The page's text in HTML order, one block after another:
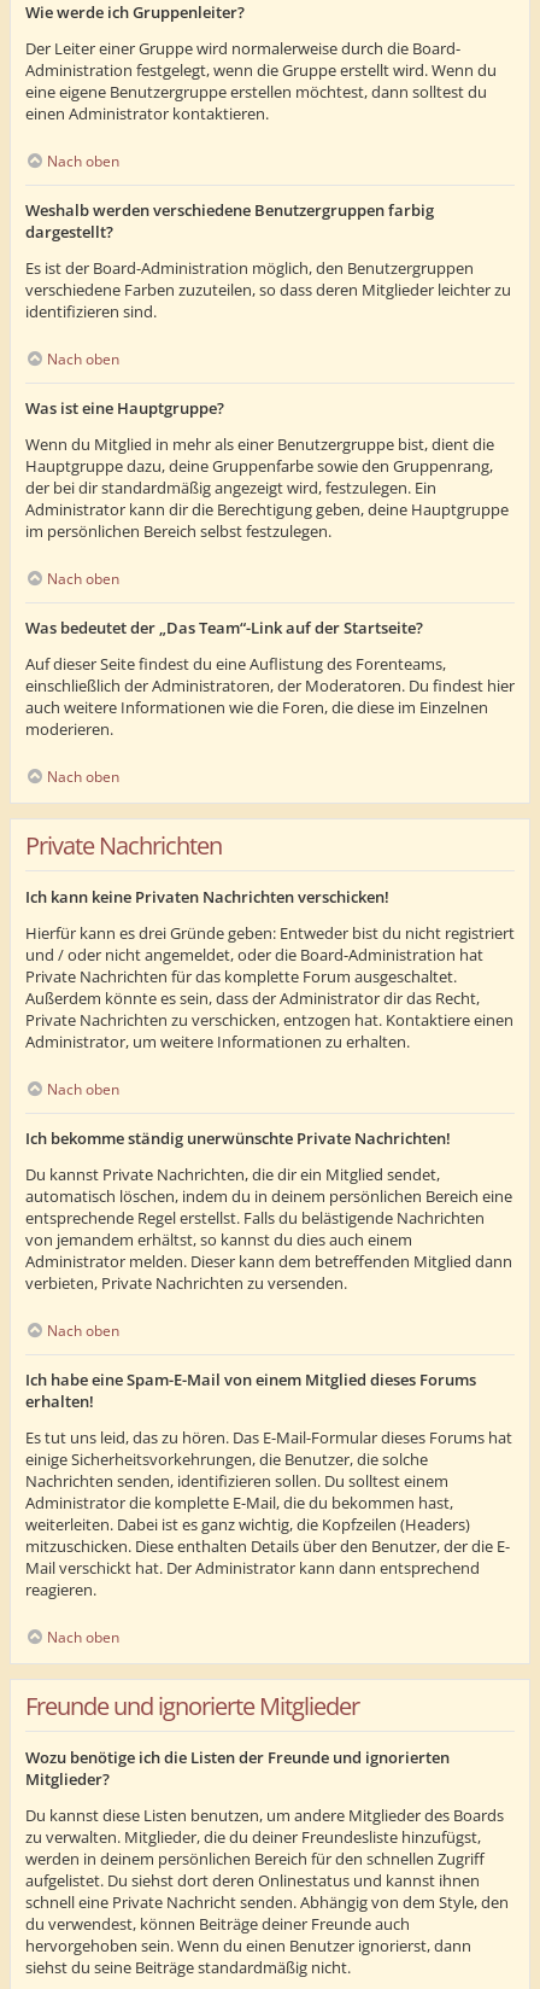
Wie werde ich Gruppenleiter?
Der Leiter einer Gruppe wird normalerweise durch die Board-
Administration festgelegt, wenn die Gruppe erstellt wird. Wenn du
eine eigene Benutzergruppe erstellen möchtest, dann solltest du
einen Administrator kontaktieren.
Nach oben
Weshalb werden verschiedene Benutzergruppen farbig
dargestellt?
Es ist der Board-Administration möglich, den Benutzergruppen
verschiedene Farben zuzuteilen, so dass deren Mitglieder leichter zu
identifizieren sind.
Nach oben
Was ist eine Hauptgruppe?
Wenn du Mitglied in mehr als einer Benutzergruppe bist, dient die
Hauptgruppe dazu, deine Gruppenfarbe sowie den Gruppenrang,
der bei dir standardmäßig angezeigt wird, festzulegen. Ein
Administrator kann dir die Berechtigung geben, deine Hauptgruppe
im persönlichen Bereich selbst festzulegen.
Nach oben
Was bedeutet der „Das Team“-Link auf der Startseite?
Auf dieser Seite findest du eine Auflistung des Forenteams,
einschließlich der Administratoren, der Moderatoren. Du findest hier
auch weitere Informationen wie die Foren, die diese im Einzelnen
moderieren.
Nach oben
Private Nachrichten
Ich kann keine Privaten Nachrichten verschicken!
Hierfür kann es drei Gründe geben: Entweder bist du nicht registriert
und / oder nicht angemeldet, oder die Board-Administration hat
Private Nachrichten für das komplette Forum ausgeschaltet.
Außerdem könnte es sein, dass der Administrator dir das Recht,
Private Nachrichten zu verschicken, entzogen hat. Kontaktiere einen
Administrator, um weitere Informationen zu erhalten.
Nach oben
Ich bekomme ständig unerwünschte Private Nachrichten!
Du kannst Private Nachrichten, die dir ein Mitglied sendet,
automatisch löschen, indem du in deinem persönlichen Bereich eine
entsprechende Regel erstellst. Falls du belästigende Nachrichten
von jemandem erhältst, so kannst du dies auch einem
Administrator melden. Dieser kann dem betreffenden Mitglied dann
verbieten, Private Nachrichten zu versenden.
Nach oben
Ich habe eine Spam-E-Mail von einem Mitglied dieses Forums
erhalten!
Es tut uns leid, das zu hören. Das E-Mail-Formular dieses Forums hat
einige Sicherheitsvorkehrungen, die Benutzer, die solche
Nachrichten senden, identifizieren sollen. Du solltest einem
Administrator die komplette E-Mail, die du bekommen hast,
weiterleiten. Dabei ist es ganz wichtig, die Kopfzeilen (Headers)
mitzuschicken. Diese enthalten Details über den Benutzer, der die E-
Mail verschickt hat. Der Administrator kann dann entsprechend
reagieren.
Nach oben
Freunde und ignorierte Mitglieder
Wozu benötige ich die Listen der Freunde und ignorierten
Mitglieder?
Du kannst diese Listen benutzen, um andere Mitglieder des Boards
zu verwalten. Mitglieder, die du deiner Freundesliste hinzufügst,
werden in deinem persönlichen Bereich für den schnellen Zugriff
aufgelistet. Du siehst dort deren Onlinestatus und kannst ihnen
schnell eine Private Nachricht senden. Abhängig von dem Style, den
du verwendest, können Beiträge deiner Freunde auch
hervorgehoben sein. Wenn du einen Benutzer ignorierst, dann
siehst du seine Beiträge standardmäßig nicht.